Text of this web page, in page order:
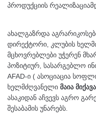
პროდუქციის
ახალგაზრდა
დირექტორი, კლუბის
მცხოვრებლები უჭერენ
პოზიტიურ, სასარგებლო
AFAD-ი ( ასოციაცია
ხელმძღვანელი მაია მიქავა
ასაკიდან აჩვევს აგრო
შესაბამის უნარებს.